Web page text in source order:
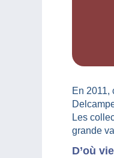
En 2011,
Les
grande
D’où